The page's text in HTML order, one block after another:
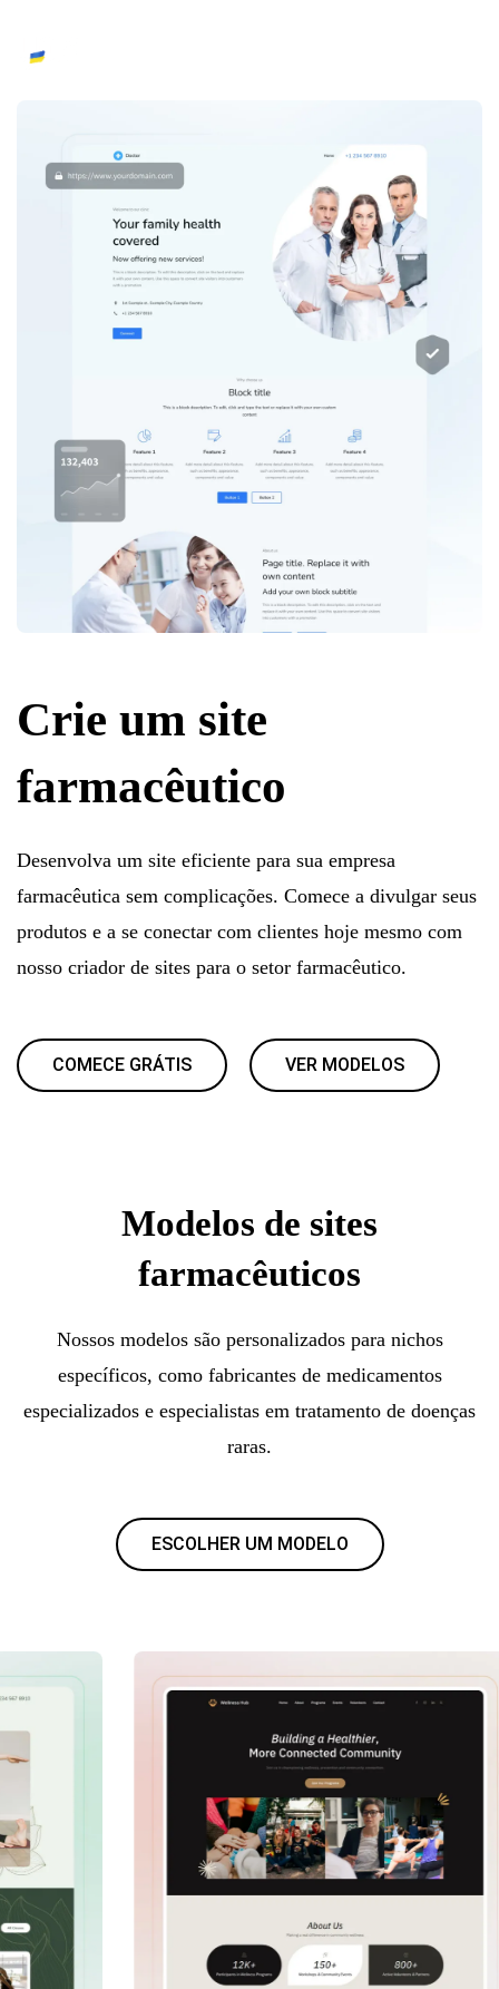
Crie um site
farmacêutico
Desenvolva um site eficiente para sua empresa
farmacêutica sem complicações. Comece a divulgar seus
produtos e a se conectar com clientes hoje mesmo com
nosso criador de sites para o setor farmacêutico.
COMECE GRÁTIS VER MODELOS
Modelos de sites
farmacêuticos
Nossos modelos são personalizados para nichos
específicos, como fabricantes de medicamentos
especializados e especialistas em tratamento de doenças
raras.
ESCOLHER UM MODELO